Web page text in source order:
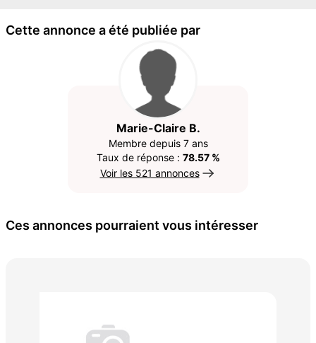
Cette annonce a été publiée par
Marie-Claire B.
Membre depuis 7 ans
Taux de réponse : 78.57 %
Voir les 521 annonces
Ces annonces pourraient vous intéresser